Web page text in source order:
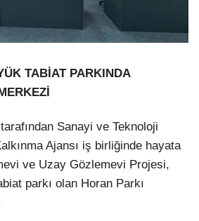
TABİAT PARKINDA
Sanayi ve Teknoloji
Ajansı iş birliğinde hayata
ve Uzay Gözlemevi Projesi,
parkı olan Horan Parkı